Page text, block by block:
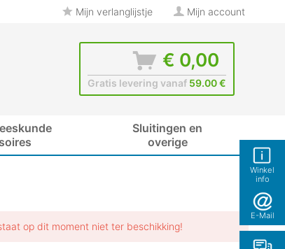
Winkel
info
E-Mail
Mijn verlanglijstje Mijn account
€ 0,00
Gratis levering vanaf 59.00 €
Sluitingen en
overige
op dit moment niet ter beschikking!